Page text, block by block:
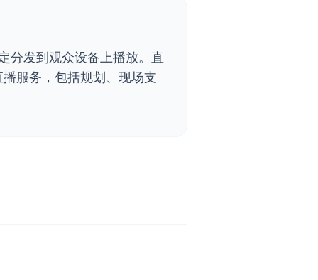
分发到观众设备上播放。直
服务，包括规划、现场支